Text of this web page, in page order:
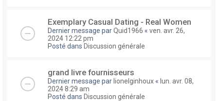
Exemplary Сasual Dating - Real Women
Dernier message parQuid1966 « ven. avr. 26,
2024 12:22 pm
Posté dans Discussion générale
grand livre fournisseurs
Dernier message par lionelginhoux « lun. avr. 08,
2024 8:29 am
Posté dans Discussion générale